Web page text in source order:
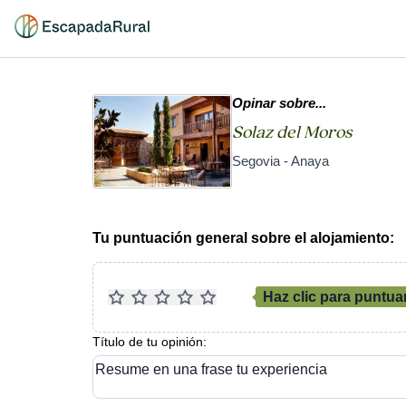
Opinar sobre...
Solaz del Moros
Segovia - Anaya
Tu puntuación general sobre el alojamiento:
Haz clic para
Título de tu opinión:
Resume en una frase tu experiencia